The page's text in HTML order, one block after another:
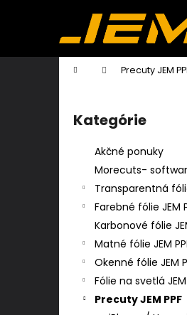
Domov Precuty JEM
Preskočiť
kategórie
Kategórie
Akčné ponuky
Morecuts-
Transparentná
Farebné fólie JEM
Karbonové fólie
Matné fólie JEM
Okenné fólie JEM
Fólie na svetlá JEM
Precuty JEM PPF
í
Späť
do
Späť
do